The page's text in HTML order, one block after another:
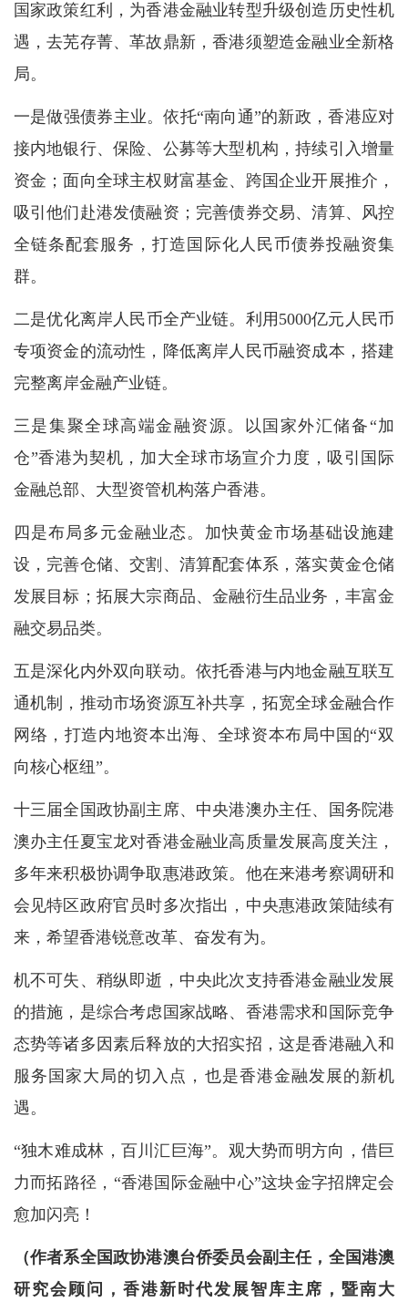
国家政策红利，为香港金融业转型升级创造历史性机
遇，去芜存菁、革故鼎新，香港须塑造金融业全新格
局。
一是做强债券主业。依托“南向通”的新政，香港应对
接内地银行、保险、公募等大型机构，持续引入增量
资金；面向全球主权财富基金、跨国企业开展推介，
吸引他们赴港发债融资；完善债券交易、清算、风控
全链条配套服务，打造国际化人民币债券投融资集
群。
二是优化离岸人民币全产业链。利用5000亿元人民币
专项资金的流动性，降低离岸人民币融资成本，搭建
完整离岸金融产业链。
三是集聚全球高端金融资源。以国家外汇储备“加
仓”香港为契机，加大全球市场宣介力度，吸引国际
金融总部、大型资管机构落户香港。
四是布局多元金融业态。加快黄金市场基础设施建
设，完善仓储、交割、清算配套体系，落实黄金仓储
发展目标；拓展大宗商品、金融衍生品业务，丰富金
融交易品类。
五是深化内外双向联动。依托香港与内地金融互联互
通机制，推动市场资源互补共享，拓宽全球金融合作
网络，打造内地资本出海、全球资本布局中国的“双
向核心枢纽”。
十三届全国政协副主席、中央港澳办主任、国务院港
澳办主任夏宝龙对香港金融业高质量发展高度关注，
多年来积极协调争取惠港政策。他在来港考察调研和
会见特区政府官员时多次指出，中央惠港政策陆续有
来，希望香港锐意改革、奋发有为。
机不可失、稍纵即逝，中央此次支持香港金融业发展
的措施，是综合考虑国家战略、香港需求和国际竞争
态势等诸多因素后释放的大招实招，这是香港融入和
服务国家大局的切入点，也是香港金融发展的新机
遇。
“独木难成林，百川汇巨海”。观大势而明方向，借巨
力而拓路径，“香港国际金融中心”这块金字招牌定会
愈加闪亮！
（作者系全国政协港澳台侨委员会副主任，全国港澳
研究会顾问，香港新时代发展智库主席，暨南大